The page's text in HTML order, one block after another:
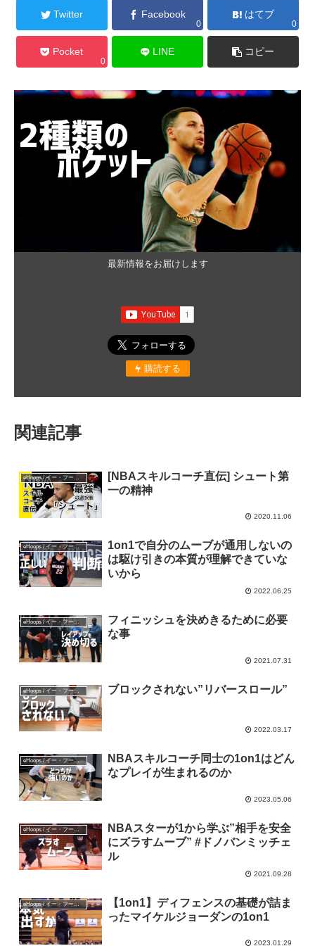
Twitter Facebook
0
はてブ
0
Pocket
0
LINE コピー
最新情報をお届けします
購読する
関連記事
eHoops / イー・フープス
[NBAスキルコーチ直伝] シュート第
一の精神
2020.11.06
eHoops / イー・フープス
1on1で自分のムーブが通用しないの
は駆け引きの本質が理解できていな
いから
2022.06.25
eHoops / イー・フープス
フィニッシュを決めきるために必要
な事
2021.07.31
eHoops / イー・フープス ブロックされない”リバースロール”
2022.03.17
eHoops / イー・フープス
NBAスキルコーチ同士の1on1はどん
なプレイが生まれるのか
2023.05.06
eHoops / イー・フープス
NBAスターが1から学ぶ”相手を安全
にズラすムーブ” #ドノバンミッチェ
ル
2021.09.28
eHoops / イー・フープス
【1on1】ディフェンスの基礎が詰ま
ったマイケルジョーダンの1on1
2023.01.29